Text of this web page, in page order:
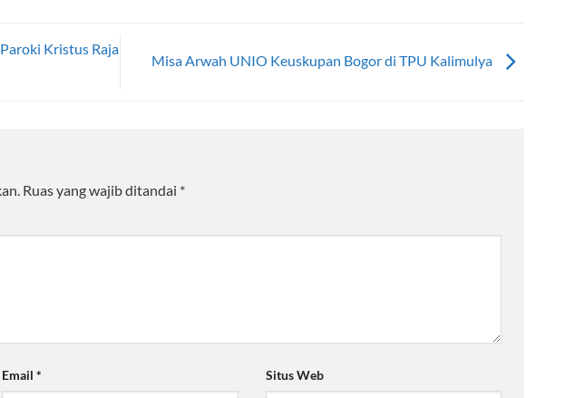
Kristus Raja
Misa Arwah UNIO Keuskupan Bogor di TPU Kalimulya
Ruas yang wajib ditandai *
Email * Situs Web